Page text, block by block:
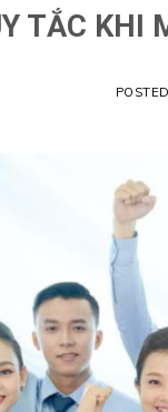
TẮC KHI